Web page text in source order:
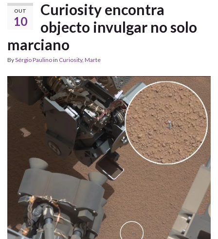
OUT
10
Curiosity encontra
objecto invulgar no solo
marciano
BySérgio Paulinoin Curiosity, Marte